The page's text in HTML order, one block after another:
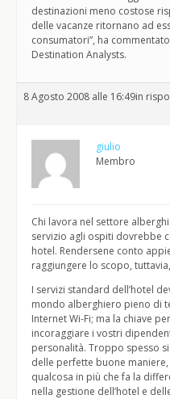
destinazioni meno costose
delle vacanze ritornano ad
consumatori”, ha
Destination Analysts.
8 Agosto 2008 alle 16:49in
giulio
Membro
Chi lavora nel settore
servizio agli ospiti dovrebbe
hotel. Rendersene conto
raggiungere lo scopo,
I servizi standard dell’hotel
mondo alberghiero pieno di
Internet Wi-Fi; ma la chiave
incoraggiare i vostri
personalità. Troppo spesso
delle perfette buone
qualcosa in più che fa la
nella gestione dell’hotel e